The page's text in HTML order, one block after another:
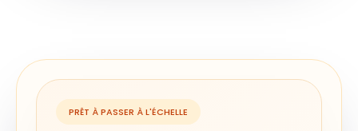
PRÊT À PASSER À L'ÉCHELLE